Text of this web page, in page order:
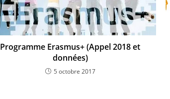
Programme Erasmus+ (Appel 2018 et
données)
5 octobre 2017